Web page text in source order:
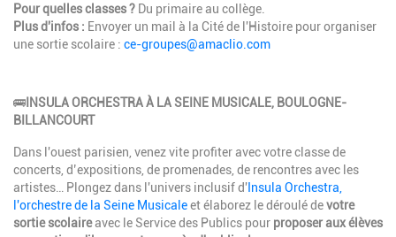
Pour quelles classes ? Du primaire au collège.
Plus d'infos : Envoyer un mail à la Cité de l'Histoire pour organiser
une sortie scolaire : ce-groupes@amaclio.com
Description
🚌 INSULA ORCHESTRA À LA SEINE MUSICALE, BOULOGNE-
BILLANCOURT
Dans l'ouest parisien, venez vite profiter avec votre classe de
concerts, d’expositions, de promenades, de rencontres avec les
artistes… Plongez dans l'univers inclusif d' Insula Orchestra,
l'orchestre de la Seine Musicaleet élaborez le déroulé devotre
sortie scolaireavec le Service des Publics pour proposer aux élèves